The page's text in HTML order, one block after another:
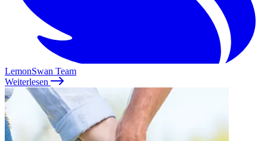
LemonSwan Team
Weiterlesen